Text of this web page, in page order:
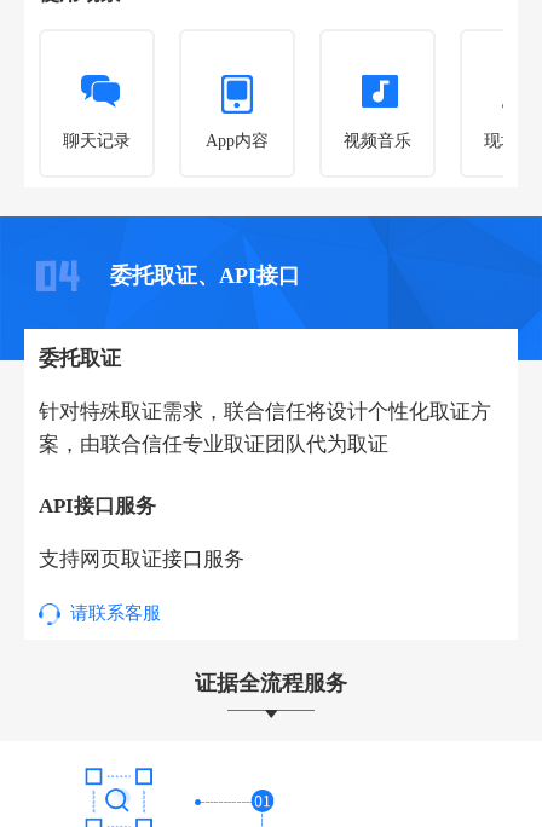
聊天记录 App内容 视频音乐 现场取
委托取证、API接口
委托取证
针对特殊取证需求，联合信任将设计个性化取证方
案，由联合信任专业取证团队代为取证
API接口服务
支持网页取证接口服务
请联系客服
证据全流程服务